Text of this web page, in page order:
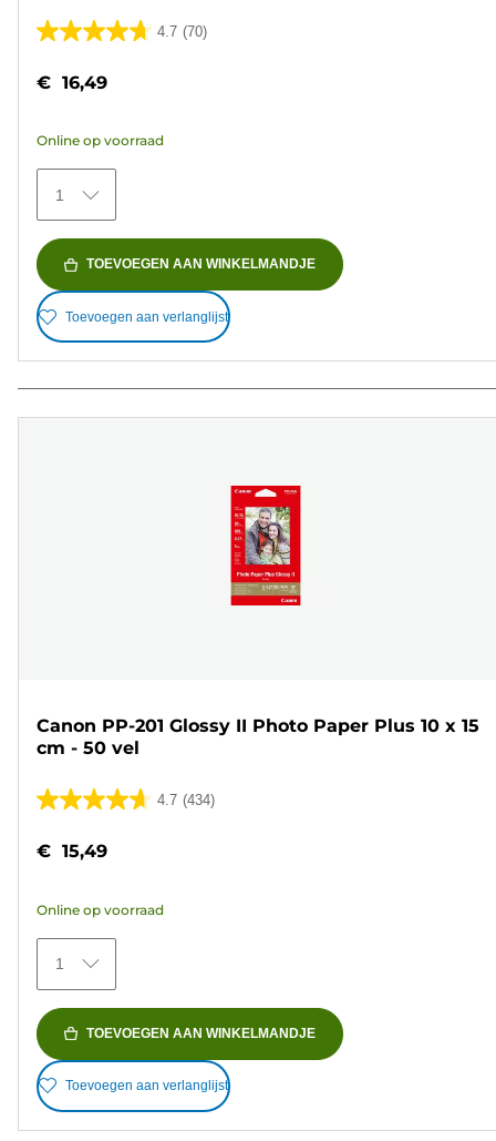
4.7 (70)
4.7
de
sterren.
70
beoordelingen
€ 16,49
Online op voorraad
1
TOEVOEGEN AAN WINKELMANDJE
Toevoegen aan verlanglijst
Canon PP-201 Glossy II Photo Paper Plus 10 x 15
cm - 50 vel
4.7 (434)
4.7
de
sterren.
434
beoordelingen
€ 15,49
Online op voorraad
1
TOEVOEGEN AAN WINKELMANDJE
Toevoegen aan verlanglijst